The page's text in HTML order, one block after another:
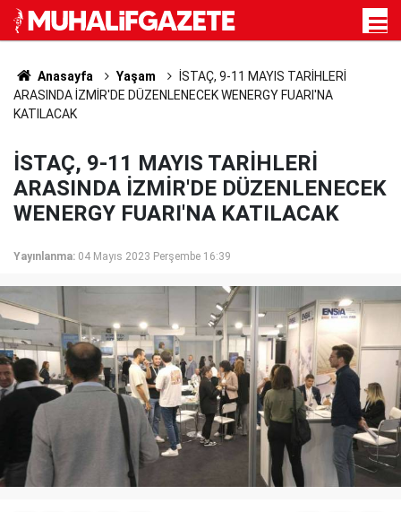
Anasayfa Yaşam
İSTAÇ, 9-11 MAYIS TARİHLERİ
ARASINDA İZMİR'DE DÜZENLENECEK WENERGY FUARI'NA
KATILACAK
İSTAÇ, 9-11 MAYIS TARİHLERİ
ARASINDA İZMİR'DE DÜZENLENECEK
WENERGY FUARI'NA KATILACAK
Yayınlanma: 04 Mayıs 2023 Perşembe 16:39